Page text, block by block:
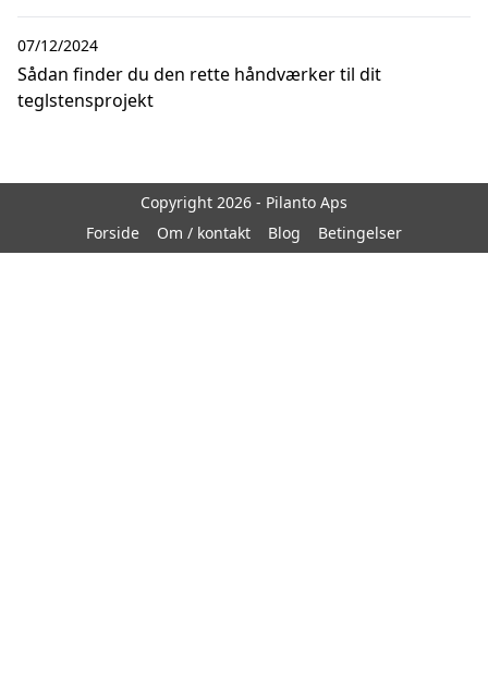
Sådan finder du den rette håndværker til dit
teglstensprojekt
07/12/2024
Copyright 2026 - Pilanto Aps
Forside
Om / kontakt Blog Betingelser